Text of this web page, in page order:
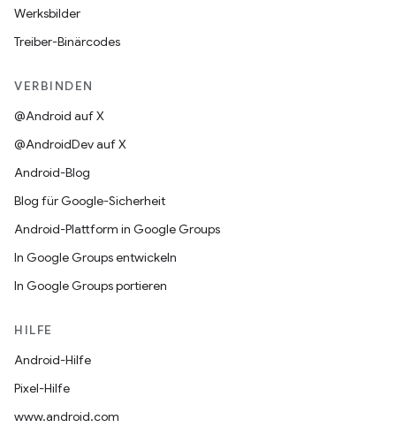
Werksbilder
Treiber-Binärcodes
VERBINDEN
@Android auf X
@AndroidDev auf X
Android-Blog
Blog für Google-Sicherheit
Android-Plattform in Google Groups
In Google Groups entwickeln
In Google Groups portieren
HILFE
Android-Hilfe
Pixel-Hilfe
www.android.com